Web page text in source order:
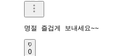
명절 즐겁게 보내세요~~
0